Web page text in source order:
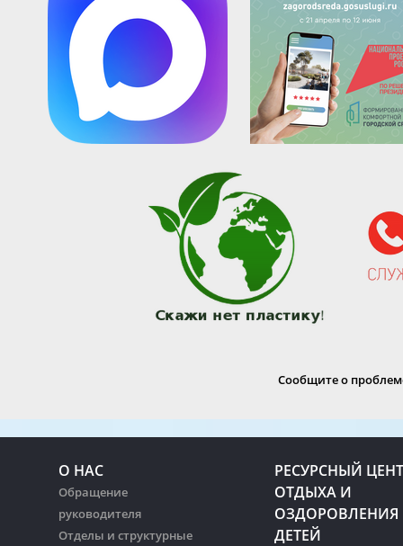
Сообщите о
О НАС
Обращение
руководителя
Отделы и структурные
РЕСУРСНЫЙ
ОТДЫХА И
ОЗДОРОВЛЕНИЯ
ДЕТЕЙ